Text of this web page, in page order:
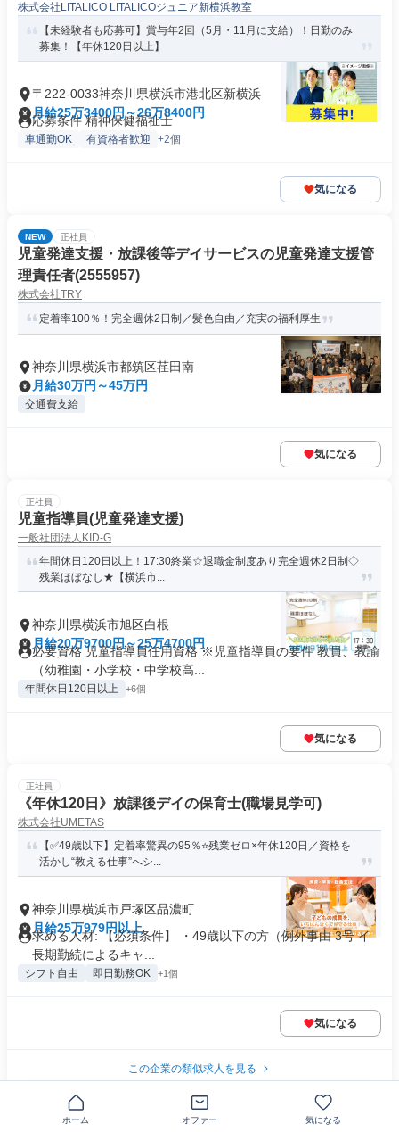
株式会社LITALICO LITALICOジュニア新横浜教室
【未経験者も応募可】賞与年2回（5月・11月に支給）！日勤のみ
募集！【年休120日以上】
〒222-0033神奈川県横浜市港北区新横浜
月給25万3400円～26万8400円
応募条件 精神保健福祉士
車通勤OK 有資格者歓迎 +2個
気になる
NEW 正社員
児童発達支援・放課後等デイサービスの児童発達支援管
理責任者(2555957)
株式会社TRY
定着率100％！完全週休2日制／髪色自由／充実の福利厚生
神奈川県横浜市都筑区荏田南
月給30万円～45万円
交通費支給
気になる
正社員
児童指導員(児童発達支援)
一般社団法人KID-G
年間休日120日以上！17:30終業☆退職金制度あり完全週休2日制◇
残業ほぼなし★【横浜市...
神奈川県横浜市旭区白根
月給20万9700円～25万4700円
必要資格 児童指導員任用資格 ※児童指導員の要件 教員、教諭
（幼稚園・小学校・中学校高...
年間休日120日以上 +6個
気になる
正社員
《年休120日》放課後デイの保育士(職場見学可)
株式会社UMETAS
【✅49歳以下】定着率驚異の95％⭐残業ゼロ×年休120日／資格を
活かし“教える仕事”へシ...
神奈川県横浜市戸塚区品濃町
月給25万979円以上
求める人材: 【必須条件】 ・49歳以下の方（例外事由 3号 イ
長期勤続によるキャ...
シフト自由 即日勤務OK +1個
気になる
この企業の類似求人を見る
《年休120日》放課後デイの児童指導員(職場見学可)
ホーム オファー 気になる